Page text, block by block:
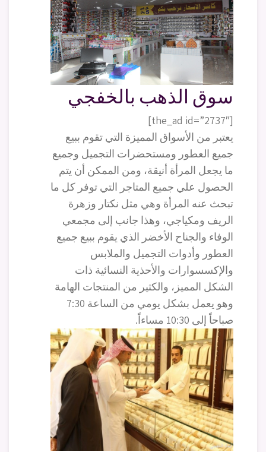
سوق الذهب بالخفجي
[the_ad id=”2737″]
يعتبر من الأسواق المميزة التي تقوم ببيع
جميع العطور ومستحضرات التجميل وجميع
ما يجعل المرأة أنيقة، ومن الممكن أن يتم
الحصول علي جميع المتاجر التي توفر كل ما
تبحث عنه المرأة وهي مثل نكتار وزهرة
الريف ومكياجي، وهذا جانب إلى مجمعي
الوفاء والجناح الأخضر الذي يقوم ببيع جميع
العطور وأدوات التجميل والملابس
والإكسسوارات والأحذية النسائية ذات
الشكل المميز، والكثير من المنتجات الهامة
وهو يعمل بشكل يومي من الساعة 7:30
صباحاً إلى 10:30 مساءاً.